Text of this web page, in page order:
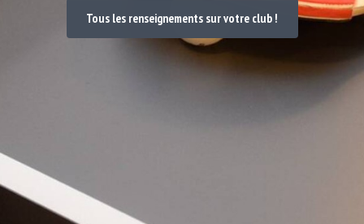
Tous les renseignements sur votre club !